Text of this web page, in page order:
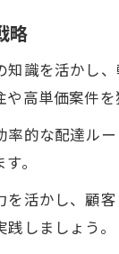
略
識を活かし
高単価案件を
的な配達ル
。
活かし、顧
しましょう。